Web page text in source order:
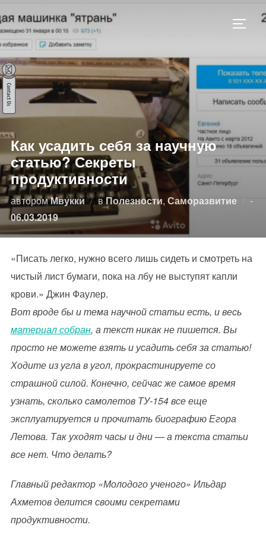
к
содержимому
Как усадить себя за научную
статью? Секреты
продуктивности
авторомМвукки вПолезности, Саморазвитие -
06.03.2019
«Писать легко, нужно всего лишь сидеть и смотреть на
чистый лист бумаги, пока на лбу не выступят капли
крови.» Джин Фаулер.
Вот вроде бы и тема научной статьи есть, и весь
материал собран, а текст никак не пишется. Вы
просто не можете взять и усадить себя за статью!
Ходите из угла в угол, прокрастинируете со
страшной силой. Конечно, сейчас же самое время
узнать, сколько самолетов ТУ-154 все еще
эксплуатируется и прочитать биографию Егора
Летова. Так уходят часы и дни — а текста статьи
все нет. Что делать?
Главный редактор «Молодого ученого» Ильдар
Ахметов делится своими секретами
продуктивности.